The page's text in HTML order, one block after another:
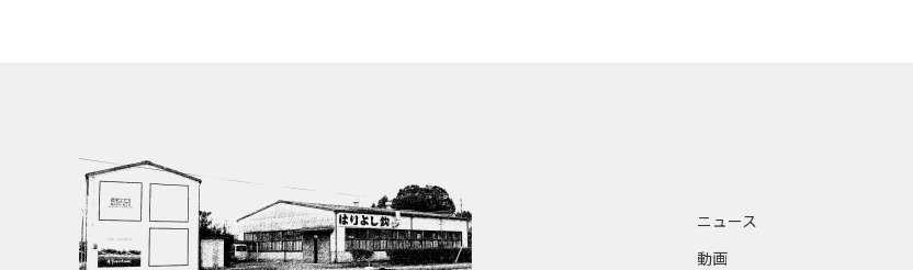
ニュース
動画